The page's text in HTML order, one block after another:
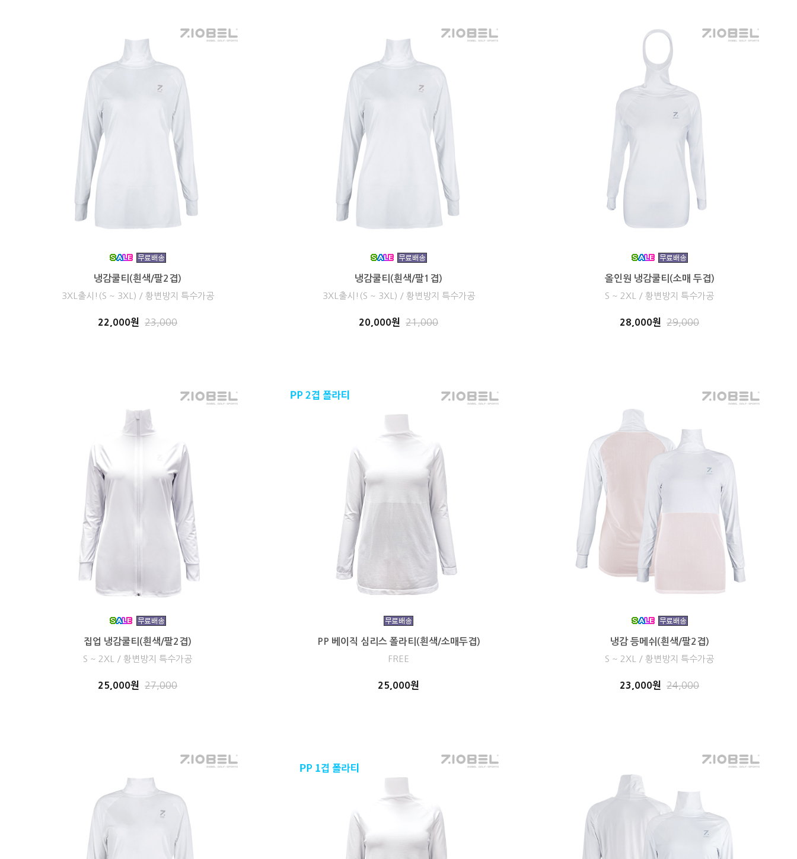
냉감쿨티(흰색/팔2겹)
3XL출시!(S ~ 3XL) / 황변방지 특수가공
22,000원 23,000
냉감쿨티(흰색/팔1겹)
3XL출시!(S ~ 3XL) / 황변방지 특수가공
20,000원 21,000
올인원 냉감쿨티(소매 두겹)
S ~ 2XL / 황변방지 특수가공
28,000원 29,000
집업 냉감쿨티(흰색/팔2겹)
S ~ 2XL / 황변방지 특수가공
25,000원 27,000
PP 베이직 심리스 폴라티(흰색/소매두겹)
FREE
25,000원
냉감 등메쉬(흰색/팔2겹)
S ~ 2XL / 황변방지 특수가공
23,000원 24,000